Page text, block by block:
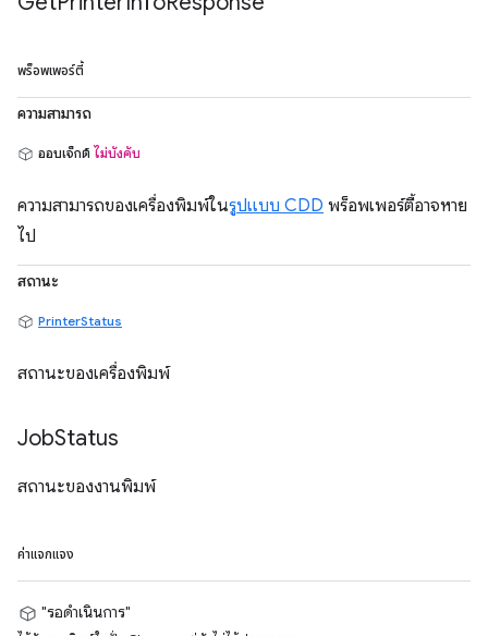
พร็อพเพอร์ตี้
ความสามารถ
ออบเจ็กต์ ไม่บังคับ
ความสามารถของเครื่องพิมพ์ในรูปแบบ CDD พร็อพเพอร์ตี้อาจหาย
ไป
สถานะ
PrinterStatus
สถานะของเครื่องพิมพ์
JobStatus
สถานะของงานพิมพ์
ค่าแจกแจง
"รอดำเนินการ"